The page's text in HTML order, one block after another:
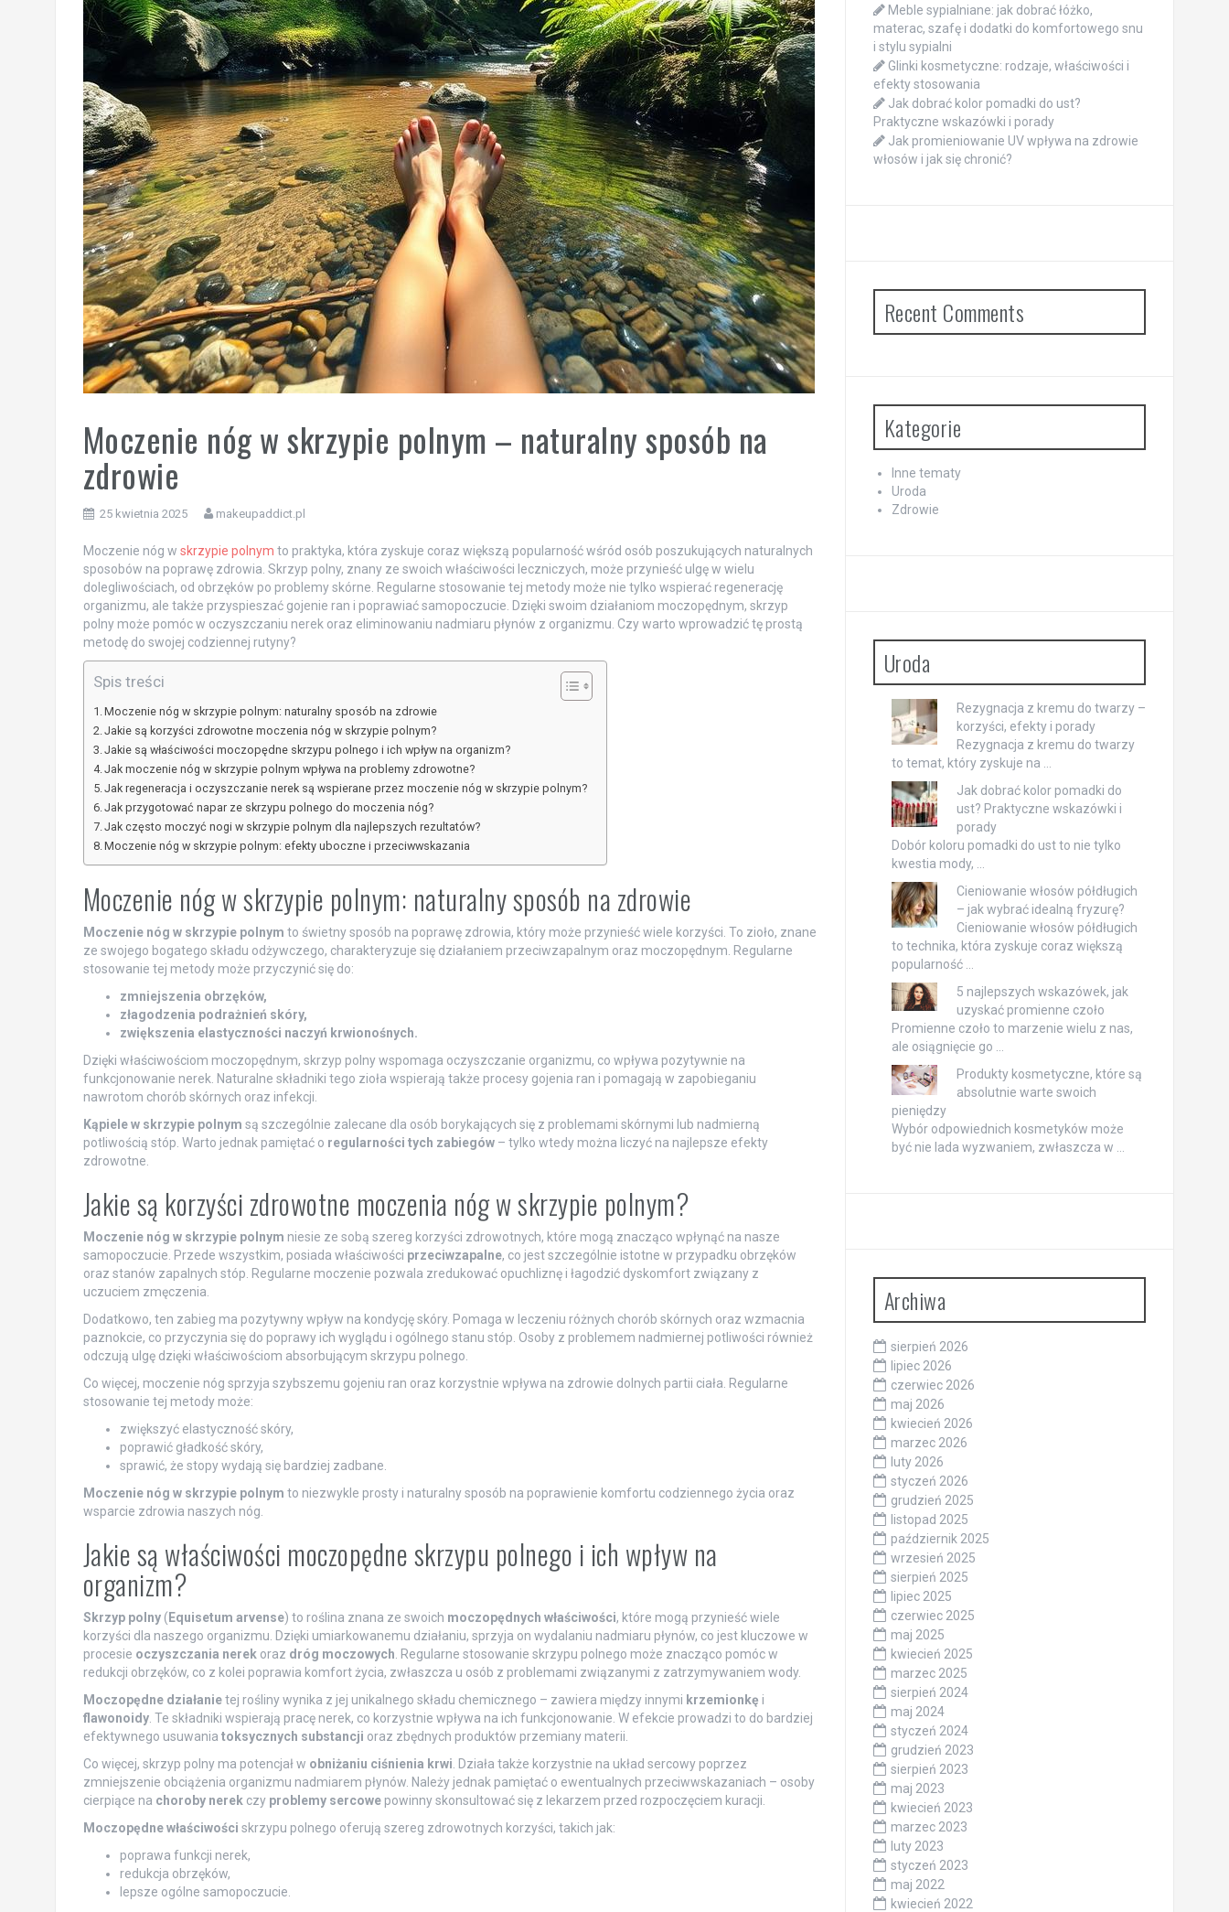
Moczenie nóg w skrzypie polnym – naturalny sposób na
zdrowie
25 kwietnia 2025 makeupaddict.pl
Moczenie nóg w skrzypie polnym to praktyka, która zyskuje coraz większą popularność wśród osób poszukujących naturalnych
sposobów na poprawę zdrowia. Skrzyp polny, znany ze swoich właściwości leczniczych, może przynieść ulgę w wielu
dolegliwościach, od obrzęków po problemy skórne. Regularne stosowanie tej metody może nie tylko wspierać regenerację
organizmu, ale także przyspieszać gojenie ran i poprawiać samopoczucie. Dzięki swoim działaniom moczopędnym, skrzyp
polny może pomóc w oczyszczaniu nerek oraz eliminowaniu nadmiaru płynów z organizmu. Czy warto wprowadzić tę prostą
metodę do swojej codziennej rutyny?
Spis treści
Moczenie nóg w skrzypie polnym: naturalny sposób na zdrowie
Jakie są korzyści zdrowotne moczenia nóg w skrzypie polnym?
Jakie są właściwości moczopędne skrzypu polnego i ich wpływ na organizm?
Jak moczenie nóg w skrzypie polnym wpływa na problemy zdrowotne?
Jak regeneracja i oczyszczanie nerek są wspierane przez moczenie nóg w skrzypie polnym?
Jak przygotować napar ze skrzypu polnego do moczenia nóg?
Jak często moczyć nogi w skrzypie polnym dla najlepszych rezultatów?
Moczenie nóg w skrzypie polnym: efekty uboczne i przeciwwskazania
Moczenie nóg w skrzypie polnym: naturalny sposób na zdrowie
Moczenie nóg w skrzypie polnym to świetny sposób na poprawę zdrowia, który może przynieść wiele korzyści. To zioło, znane
ze swojego bogatego składu odżywczego, charakteryzuje się działaniem przeciwzapalnym oraz moczopędnym. Regularne
stosowanie tej metody może przyczynić się do:
zmniejszenia obrzęków,
złagodzenia podrażnień skóry,
zwiększenia elastyczności naczyń krwionośnych.
Dzięki właściwościom moczopędnym, skrzyp polny wspomaga oczyszczanie organizmu, co wpływa pozytywnie na
funkcjonowanie nerek. Naturalne składniki tego zioła wspierają także procesy gojenia ran i pomagają w zapobieganiu
nawrotom chorób skórnych oraz infekcji.
Kąpiele w skrzypie polnym są szczególnie zalecane dla osób borykających się z problemami skórnymi lub nadmierną
potliwością stóp. Warto jednak pamiętać o regularności tych zabiegów– tylko wtedy można liczyć na najlepsze efekty
zdrowotne.
Jakie są korzyści zdrowotne moczenia nóg w skrzypie polnym?
Moczenie nóg w skrzypie polnym niesie ze sobą szereg korzyści zdrowotnych, które mogą znacząco wpłynąć na nasze
samopoczucie. Przede wszystkim, posiada właściwości przeciwzapalne, co jest szczególnie istotne w przypadku obrzęków
oraz stanów zapalnych stóp. Regularne moczenie pozwala zredukować opuchliznę i łagodzić dyskomfort związany z
uczuciem zmęczenia.
Dodatkowo, ten zabieg ma pozytywny wpływ na kondycję skóry. Pomaga w leczeniu różnych chorób skórnych oraz wzmacnia
paznokcie, co przyczynia się do poprawy ich wyglądu i ogólnego stanu stóp. Osoby z problemem nadmiernej potliwości również
odczują ulgę dzięki właściwościom absorbującym skrzypu polnego.
Co więcej, moczenie nóg sprzyja szybszemu gojeniu ran oraz korzystnie wpływa na zdrowie dolnych partii ciała. Regularne
stosowanie tej metody może:
zwiększyć elastyczność skóry,
poprawić gładkość skóry,
sprawić, że stopy wydają się bardziej zadbane.
Moczenie nóg w skrzypie polnym to niezwykle prosty i naturalny sposób na poprawienie komfortu codziennego życia oraz
wsparcie zdrowia naszych nóg.
Jakie są właściwości moczopędne skrzypu polnego i ich wpływ na
organizm?
Skrzyp polny(Equisetum arvense) to roślina znana ze swoich moczopędnych właściwości, które mogą przynieść wiele
korzyści dla naszego organizmu. Dzięki umiarkowanemu działaniu, sprzyja on wydalaniu nadmiaru płynów, co jest kluczowe w
procesie oczyszczania nerekoraz dróg moczowych . Regularne stosowanie skrzypu polnego może znacząco pomóc w
redukcji obrzęków, co z kolei poprawia komfort życia, zwłaszcza u osób z problemami związanymi z zatrzymywaniem wody.
Moczopędne działanietej rośliny wynika z jej unikalnego składu chemicznego – zawiera między innymi krzemionkę i
flawonoidy. Te składniki wspierają pracę nerek, co korzystnie wpływa na ich funkcjonowanie. W efekcie prowadzi to do bardziej
efektywnego usuwania toksycznych substancji oraz zbędnych produktów przemiany materii.
Co więcej, skrzyp polny ma potencjał w obniżaniu ciśnienia krwi . Działa także korzystnie na układ sercowy poprzez
zmniejszenie obciążenia organizmu nadmiarem płynów. Należy jednak pamiętać o ewentualnych przeciwwskazaniach – osoby
cierpiące na choroby nerekczy problemy sercowepowinny skonsultować się z lekarzem przed rozpoczęciem kuracji.
Moczopędne właściwości skrzypu polnego oferują szereg zdrowotnych korzyści, takich jak:
poprawa funkcji nerek,
redukcja obrzęków,
lepsze ogólne samopoczucie.
Meble sypialniane: jak dobrać łóżko,
materac, szafę i dodatki do komfortowego snu
i stylu sypialni
Glinki kosmetyczne: rodzaje, właściwości i
efekty stosowania
Jak dobrać kolor pomadki do ust?
Praktyczne wskazówki i porady
Jak promieniowanie UV wpływa na zdrowie
włosów i jak się chronić?
Recent Comments
Kategorie
Inne tematy
Uroda
Zdrowie
Uroda
Rezygnacja z kremu do twarzy –
korzyści, efekty i porady
Rezygnacja z kremu do twarzy
to temat, który zyskuje na …
Jak dobrać kolor pomadki do
ust? Praktyczne wskazówki i
porady
Dobór koloru pomadki do ust to nie tylko
kwestia mody, …
Cieniowanie włosów półdługich
– jak wybrać idealną fryzurę?
Cieniowanie włosów półdługich
to technika, która zyskuje coraz większą
popularność …
5 najlepszych wskazówek, jak
uzyskać promienne czoło
Promienne czoło to marzenie wielu z nas,
ale osiągnięcie go …
Produkty kosmetyczne, które są
absolutnie warte swoich
pieniędzy
Wybór odpowiednich kosmetyków może
być nie lada wyzwaniem, zwłaszcza w …
Archiwa
sierpień 2026
lipiec 2026
czerwiec 2026
maj 2026
kwiecień 2026
marzec 2026
luty 2026
styczeń 2026
grudzień 2025
listopad 2025
październik 2025
wrzesień 2025
sierpień 2025
lipiec 2025
czerwiec 2025
maj 2025
kwiecień 2025
marzec 2025
sierpień 2024
maj 2024
styczeń 2024
grudzień 2023
sierpień 2023
maj 2023
kwiecień 2023
marzec 2023
luty 2023
styczeń 2023
maj 2022
kwiecień 2022